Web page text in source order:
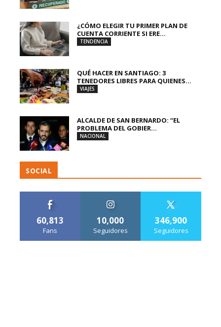
¿CÓMO ELEGIR TU PRIMER PLAN DE
CUENTA CORRIENTE SI ERE...
TENDENCIA
QUÉ HACER EN SANTIAGO: 3
TENEDORES LIBRES PARA QUIENES...
VIAJES
ALCALDE DE SAN BERNARDO: “EL
PROBLEMA DEL GOBIER...
NACIONAL
SOCIAL
60,813
Fans
10,000
Seguidores
346,900
Seguidores